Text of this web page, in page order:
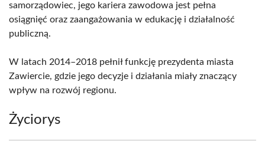
samorządowiec, jego kariera zawodowa jest pełna
osiągnięć oraz zaangażowania w edukację i działalność
publiczną.
W latach 2014–2018 pełnił funkcję prezydenta miasta
Zawiercie, gdzie jego decyzje i działania miały znaczący
wpływ na rozwój regionu.
Życiorys